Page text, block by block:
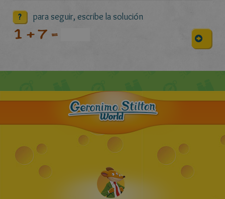
? para seguir, escribe la solución